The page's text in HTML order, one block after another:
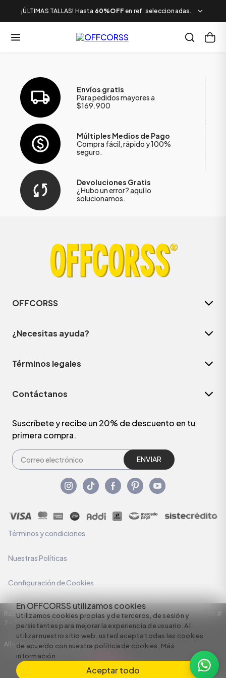
¡ÚLTIMAS TALLAS! Hasta 60%OFF en ref. seleccionadas.
En OFFCORSS utilizamos cookies
Utilizamos cookies propias y de terceros, de sesión y
persistentes para mejorar la experiencia de usuario. Al
utilizar nuestro sitio web, usted acepta todas las cookies
de acuerdo con nuestra política de cookies. Más
información
Aceptar todo
Envíos gratis
Para pedidos mayores a
$169.900
Múltiples Medios de Pago
Compra fácil, rápido y 100%
seguro.
Devoluciones Gratis
¿Hubo un error?aquílo
solucionamos.
OFFCORSS
¿Necesitas ayuda?
Términos legales
Contáctanos
Suscríbete y recibe un 20% de descuento en tu
primera compra.
ENVIAR
Términos y condiciones
Nuestras Políticas
Configuración de Cookies
Razón Social: C.I HERMECO S.A. NIT: 890924167-6 Dirección: Carrera 50 #
7 – 35
All rights reserved empowered by